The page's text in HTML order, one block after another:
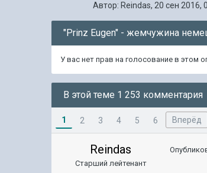
Автор: Reindas, 20 сен 2016,
"Prinz Eugen" - жемчужина
У вас нет прав на голосование в этом
В этой теме 1 253 комментария
1 2 3 4 5 6 Вперёд
Reindas
Старший лейтенант